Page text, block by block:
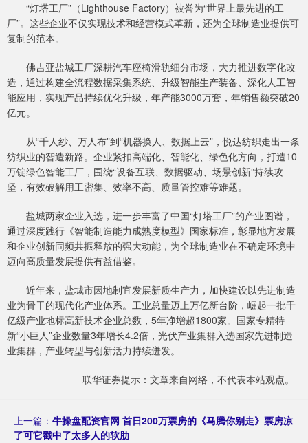
“灯塔工厂”（Lighthouse Factory）被誉为“世界上最先进的工
厂”。这些企业不仅实现技术和经营模式革新，还为全球制造业提供可
复制的范本。
佛吉亚盐城工厂深耕汽车座椅滑轨细分市场，大力推进数字化改
造，通过构建全流程数据采集系统、升级智能生产装备、深化人工智
能应用，实现产品持续优化升级，年产能3000万套，年销售额突破20
亿元。
从“千人纱、万人布”到“机器换人、数据上云”，悦达纺织走出一条
纺织业的智造新路。企业紧扣高端化、智能化、绿色化方向，打造10
万锭绿色智能工厂，围绕“设备互联、数据驱动、场景创新”持续攻
坚，有效破解用工密集、效率不高、质量管控难等难题。
盐城两家企业入选，进一步丰富了中国“灯塔工厂”的产业图谱，
通过深度践行《智能制造能力成熟度模型》国家标准，彰显地方发展
和企业创新同频共振释放的强大动能，为全球制造业在不确定环境中
迈向高质量发展提供有益借鉴。
近年来，盐城市因地制宜发展新质生产力，加快建设以先进制造
业为骨干的现代化产业体系。工业总量迈上万亿新台阶，崛起一批千
亿级产业地标高新技术企业总数，5年净增超1800家。国家专精特
新“小巨人”企业数量3年增长4.2倍，光伏产业集群入选国家先进制造
业集群，产业转型与创新活力持续迸发。
联华证券提示：文章来自网络，不代表本站观点。
上一篇： 牛操盘配资官网 首日200万票房的《马腾你别走》票房凉
了可它戳中了太多人的软肋